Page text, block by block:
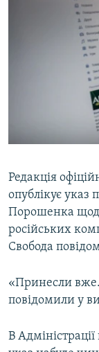
МУЛЬТИМЕДІА
СПЕЦПРОЄКТИ
РУС
УКР
КТАТ
ДОЛУЧАЙСЯ!
Усі сайти RFE/
Редакція
опублікує указ
Порошенка
російських
Свобода
«Принесли вже.
повідомили у
В